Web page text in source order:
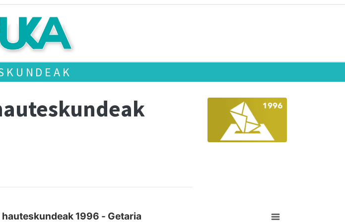
1996 - Getaria